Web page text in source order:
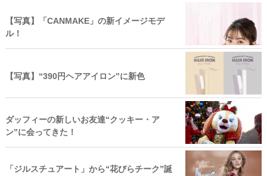
【写真】「CANMAKE」の新イメージモデ
ル！
【写真】“390円ヘアアイロン”に新色
ダッフィーの新しいお友達“クッキー・ア
ン”に会ってきた！
「ジルスチュアート」から“花びらチーク”誕